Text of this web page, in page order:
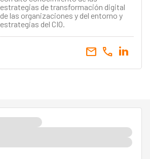
estrategias de transformación digital
de las organizaciones y del entorno y
estrategias del CIO.
call
email